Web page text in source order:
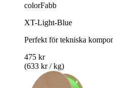
colorFabb
XT-Light-Blue
Perfekt för tekniska
475 kr
(633 kr / kg)